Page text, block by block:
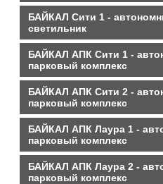
БАЙКАЛ Сити 1 -
светильник
БАЙКАЛ АПК Сити 1 -
парковый комплекс
БАЙКАЛ АПК Сити 2 -
парковый комплекс
БАЙКАЛ АПК Лаура 1 -
парковый комплекс
БАЙКАЛ АПК Лаура 2 -
парковый комплекс